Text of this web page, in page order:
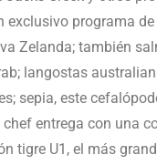
exclusivo programa
Zelanda; también
langostas
sepia, este
chef entrega con una
tigre U1, el más